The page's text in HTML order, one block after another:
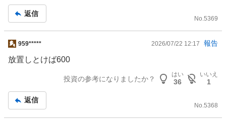
返信
No.5369
掲
示
板
959***** 2026/07/22 12:17 報告
放置しとけば600
投資の参考になりましたか？
はい
36
いいえ
1
返信
No. 5368